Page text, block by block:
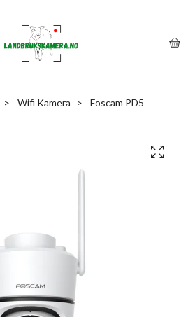
Wifi Kamera Foscam PD5